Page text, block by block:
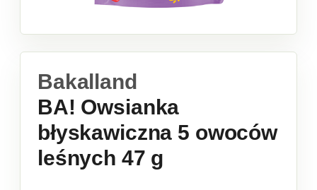
Bakalland
BA! Owsianka
błyskawiczna 5 owoców
leśnych 47 g